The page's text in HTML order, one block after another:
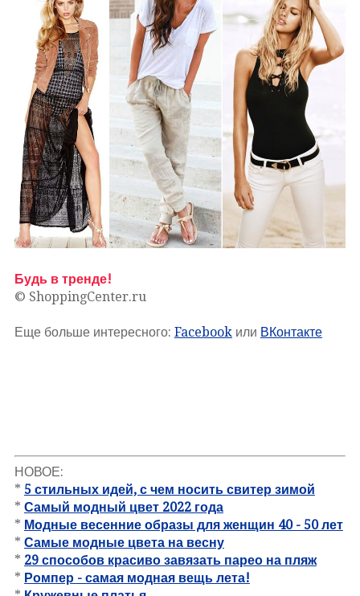
Будь в тренде!
© ShoppingCenter.ru
Еще больше интересного: Facebookили ВКонтакте
НОВОЕ:
* 5 стильных идей, с чем носить свитер зимой
* Самый модный цвет 2022 года
* Модные весенние образы для женщин 40 - 50 лет
* Самые модные цвета на весну
* 29 способов красиво завязать парео на пляж
* Ромпер - самая модная вещь лета!